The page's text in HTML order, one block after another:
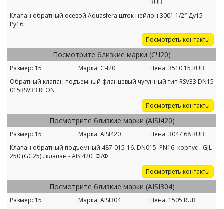
RUB
Клапан обратный осевой Aquasfera шток нейлон 3001 1/2″ Ду15
Ру16
Посмотреть контакты
Посмотрите близкие марки (СЧ20)
Размер: 15 Марка: СЧ20 Цена: 3510.15 RUB
Обратный клапан подъемный фланцевый чугунный тип RSV33 DN15
015RSV33 REON
Посмотреть контакты
Посмотрите близкие марки (AISI420)
Размер: 15 Марка: AISI420 Цена: 3047.68 RUB
Клапан обратный подъемный 487-015-16. DN015. PN16. корпус - GJL-
250 (GG25) . клапан - AISI420. Ф/Ф
Посмотреть контакты
Посмотрите близкие марки (AISI304)
Размер: 15 Марка: AISI304 Цена: 1505 RUB